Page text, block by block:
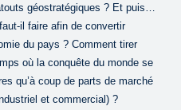
géostratégiques ? Et puis…
il faire afin de convertir
du pays ? Comment tirer
où la conquête du monde se
qu’à coup de parts de marché
et commercial) ?